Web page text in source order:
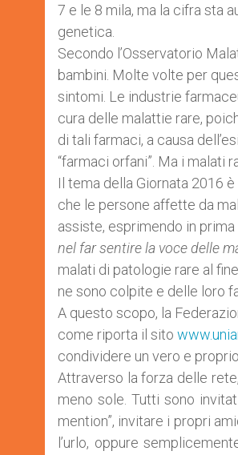
7 e le 8 mila, ma la cifra sta
genetica.
Secondo l’Osservatorio
bambini. Molte volte per
sintomi. Le industrie
cura delle malattie rare,
di tali farmaci, a causa
“farmaci orfani”. Ma i malati
Il tema della Giornata 2016 è
che le persone affette da
assiste, esprimendo in
nel far sentire la voce delle
malati di patologie rare al
ne sono colpite e delle loro
A questo scopo, la
come riporta il sito
condividere un vero e
Attraverso la forza delle
meno sole. Tutti sono
mention”, invitare i propri
l’urlo, oppure